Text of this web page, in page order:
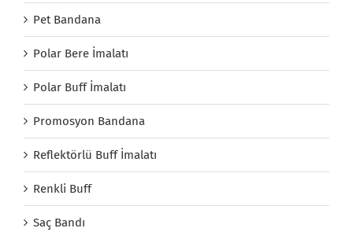
Pet Bandana
Polar Bere İmalatı
Polar Buff İmalatı
Promosyon Bandana
Reflektörlü Buff İmalatı
Renkli Buff
Saç Bandı